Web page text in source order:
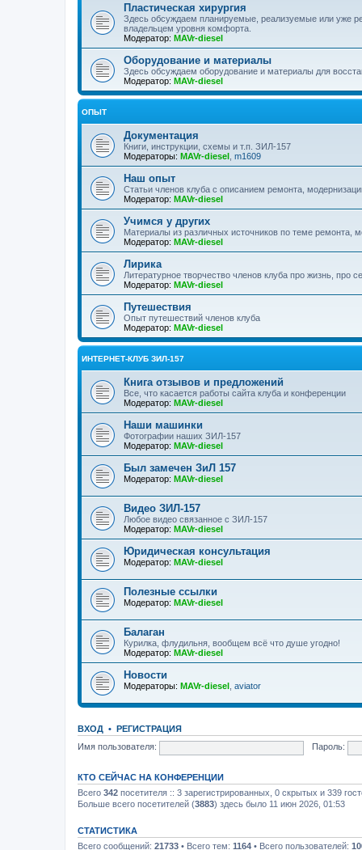
Пластическая хирургия
Здесь обсуждаем планируемые, реализуемые или уже
владельцем уровня комфорта.
Модератор: MAVr-diesel
Оборудование и материалы
Здесь обсуждаем оборудование и материалы для
Модератор: MAVr-diesel
ОПЫТ
Документация
Книги, инструкции, схемы и т.п. ЗИЛ-157
Модераторы: MAVr-diesel m1609
Наш опыт
Статьи членов клуба с описанием ремонта,
Модератор: MAVr-diesel
Учимся у других
Материалы из различных источников по теме ремонта,
Модератор: MAVr-diesel
Лирика
Литературное творчество членов клуба про жизнь, про
Модератор: MAVr-diesel
Путешествия
Опыт путешествий членов клуба
Модератор: MAVr-diesel
ИНТЕРНЕТ-КЛУБ ЗИЛ-157
Книга отзывов и предложений
Все, что касается работы сайта клуба и конференции
Модератор: MAVr-diesel
Наши машинки
Фотографии наших ЗИЛ-157
Модератор: MAVr-diesel
Был замечен ЗиЛ 157
Модератор: MAVr-diesel
Видео ЗИЛ-157
Любое видео связанное с ЗИЛ-157
Модератор: MAVr-diesel
Юридическая консультация
Модератор: MAVr-diesel
Полезные ссылки
Модератор: MAVr-diesel
Балаган
Курилка, флудильня, вообщем всё что душе угодно!
Модератор: MAVr-diesel
Новости
Модераторы: MAVr-diesel aviator
ВХОД • РЕГИСТРАЦИЯ
Имя пользователя:
Пароль:
КТО СЕЙЧАС НА КОНФЕРЕНЦИИ
Всего 342 посетителя :: 3 зарегистрированных, 0 скрытых и 339
Больше всего посетителей (3883) здесь было 11 июн 2026, 01:53
СТАТИСТИКА
Всего сообщений: 21733 • Всего тем: 1164 • Всего пользователей: